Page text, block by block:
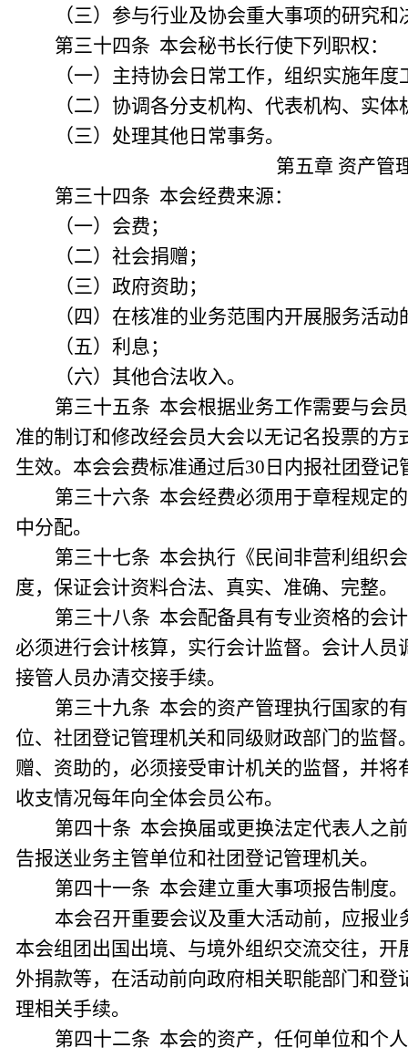
（三）参与行业及协会重大事项的研究和
第三十四条 本会秘书长行使下列职权：
（一）主持协会日常工作，组织实施年度
（二）协调各分支机构、代表机构、实
（三）处理其他日常事务。
第五章 资产管
第三十四条 本会经费来源：
（一）会费；
（二）社会捐赠；
（三）政府资助；
（四）在核准的业务范围内开展服务活动
（五）利息；
（六）其他合法收入。
第三十五条 本会根据业务工作需要与会
准的制订和修改经会员大会以无记名投票的
生效。本会会费标准通过后30日内报社团登
第三十六条 本会经费必须用于章程规定
中分配。
第三十七条 本会执行《民间非营利组织
度，保证会计资料合法、真实、准确、完整。
第三十八条 本会配备具有专业资格的会
必须进行会计核算，实行会计监督。会计人
接管人员办清交接手续。
第三十九条 本会的资产管理执行国家的
位、社团登记管理机关和同级财政部门的监
赠、资助的，必须接受审计机关的监督，并
收支情况每年向全体会员公布。
第四十条 本会换届或更换法定代表人之
告报送业务主管单位和社团登记管理机关。
第四十一条 本会建立重大事项报告制度。
本会召开重要会议及重大活动前，应报
本会组团出国出境、与境外组织交流交往，
外捐款等，在活动前向政府相关职能部门和
理相关手续。
第四十二条 本会的资产，任何单位和个